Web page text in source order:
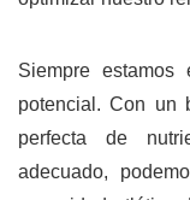
Siempre
potencial. Con un
perfecta de
adecuado,